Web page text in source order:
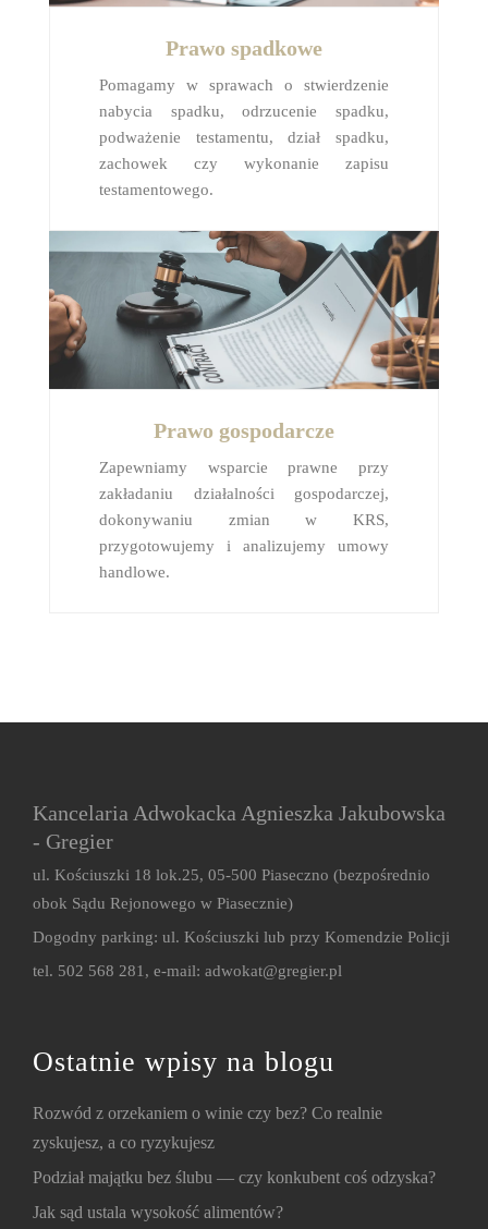
Prawo spadkowe
Pomagamy w sprawach o stwierdzenie
nabycia spadku, odrzucenie spadku,
podważenie testamentu, dział spadku,
zachowek czy wykonanie zapisu
testamentowego.
Prawo gospodarcze
Zapewniamy wsparcie prawne przy
zakładaniu działalności gospodarczej,
dokonywaniu zmian w KRS,
przygotowujemy i analizujemy umowy
handlowe.
Kancelaria Adwokacka Agnieszka Jakubowska
- Gregier
ul. Kościuszki 18 lok.25, 05-500 Piaseczno (bezpośrednio
obok Sądu Rejonowego w Piasecznie)
Dogodny parking: ul. Kościuszki lub przy Komendzie Policji
tel. 502 568 281, e-mail: adwokat@gregier.pl
Ostatnie wpisy na blogu
Rozwód z orzekaniem o winie czy bez? Co realnie
zyskujesz, a co ryzykujesz
Podział majątku bez ślubu — czy konkubent coś odzyska?
Jak sąd ustala wysokość alimentów?